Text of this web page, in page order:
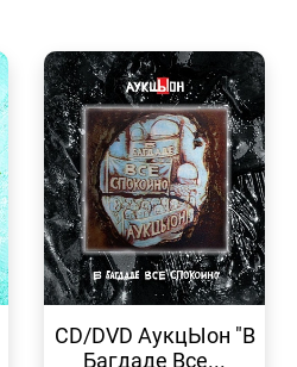
ПРОСМОТР
CD/DVD АукцЫон "В
Багдаде Все...